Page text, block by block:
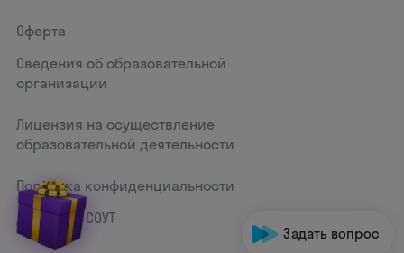
Оферта
Сведения об образовательной
организации
Лицензия на осуществление
образовательной деятельности
Политика конфиденциальности
Документ СОУТ
Задать вопрос